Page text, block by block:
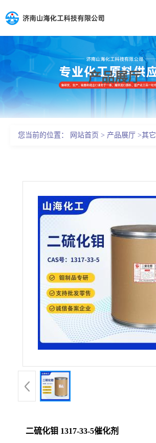
公司首页
产品展厅
证书荣誉
产品展厅
您当前的位置： 网站首页 > 产品展厅 >其它
二硫化钼 1317-33-5催化剂